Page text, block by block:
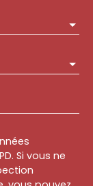
Si vous ne